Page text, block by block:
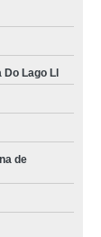
Lago Ll
de